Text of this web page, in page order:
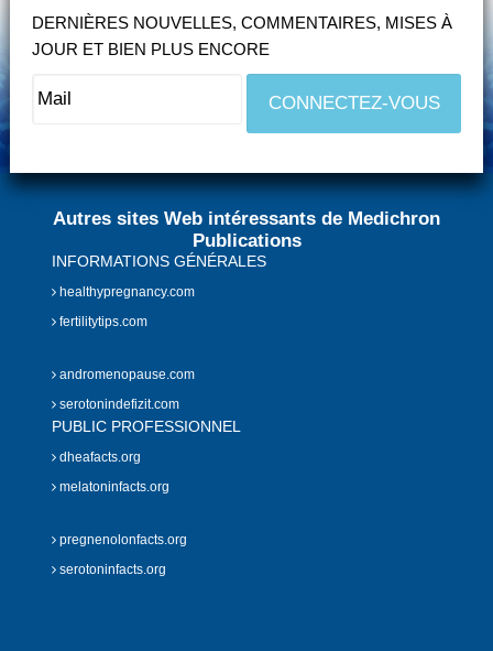
DERNIÈRES NOUVELLES, COMMENTAIRES, MISES À
JOUR ET BIEN PLUS ENCORE
Autres sites Web intéressants de Medichron
Publications
INFORMATIONS GÉNÉRALES
healthypregnancy.com
fertilitytips.com
andromenopause.com
serotonindefizit.com
PUBLIC PROFESSIONNEL
dheafacts.org
melatoninfacts.org
pregnenolonfacts.org
serotoninfacts.org